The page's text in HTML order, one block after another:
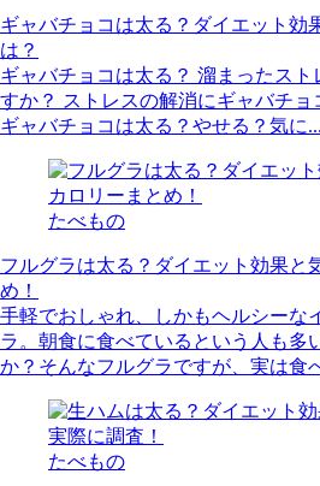
ギャバチョコは太る？ダイエット効
は？
ギャバチョコは太る？ 溜まったスト
すか？ ストレスの解消にギャバチ
ギャバチョコは太る？やせる？気に...
たべもの
フルグラは太る？ダイエット効果と
め！
手軽でおしゃれ、しかもヘルシーな
ラ。朝食に食べているという人も多
か？そんなフルグラですが、実は食
たべもの